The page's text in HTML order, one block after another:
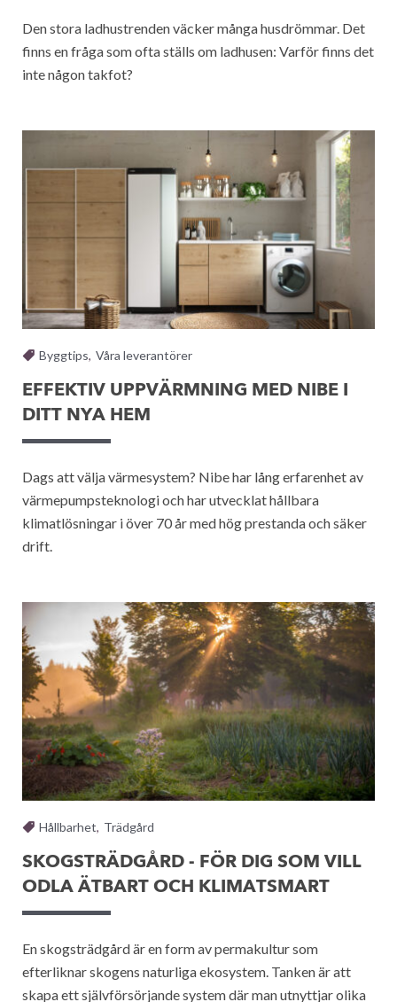
Den stora ladhustrenden väcker många husdrömmar. Det
finns en fråga som ofta ställs om ladhusen: Varför finns det
inte någon takfot?
Byggtips, Våra leverantörer
EFFEKTIV UPPVÄRMNING MED NIBE I
DITT NYA HEM
Dags att välja värmesystem? Nibe har lång erfarenhet av
värmepumpsteknologi och har utvecklat hållbara
klimatlösningar i över 70 år med hög prestanda och säker
drift.
Hållbarhet, Trädgård
SKOGSTRÄDGÅRD - FÖR DIG SOM VILL
ODLA ÄTBART OCH KLIMATSMART
En skogsträdgård är en form av permakultur som
efterliknar skogens naturliga ekosystem. Tanken är att
skapa ett självförsörjande system där man utnyttjar olika